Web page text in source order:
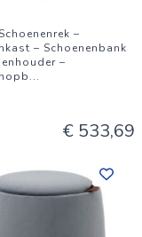
–
– Schoenenbank
–
...
€ 533,69